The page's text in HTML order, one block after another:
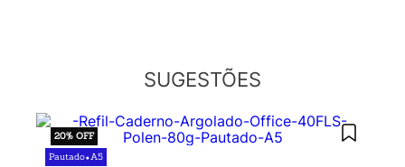
SUGESTÕES
20% OFF
Pautado•A5